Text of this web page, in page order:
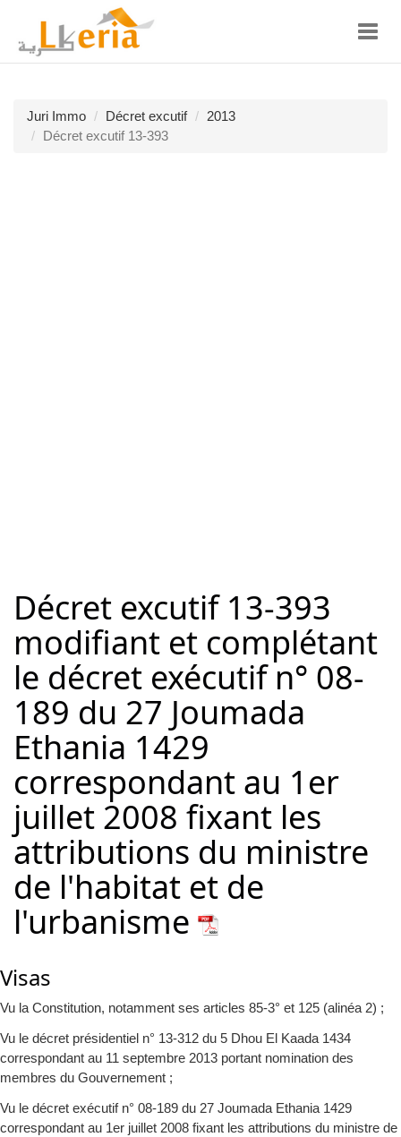
Juri Immo Décret excutif
2013
Décret excutif 13-393
Décret excutif 13-393
modifiant et complétant
le décret exécutif n° 08-
189 du 27 Joumada
Ethania 1429
correspondant au 1er
juillet 2008 fixant les
attributions du ministre
de l'habitat et de
l'urbanisme
Visas
Vu la Constitution, notamment ses articles 85-3° et 125 (alinéa 2) ;
Vu le décret présidentiel n° 13-312 du 5 Dhou El Kaada 1434
correspondant au 11 septembre 2013 portant nomination des
membres du Gouvernement ;
Vu le décret exécutif n° 08-189 du 27 Joumada Ethania 1429
correspondant au 1er juillet 2008 fixant les attributions du ministre de